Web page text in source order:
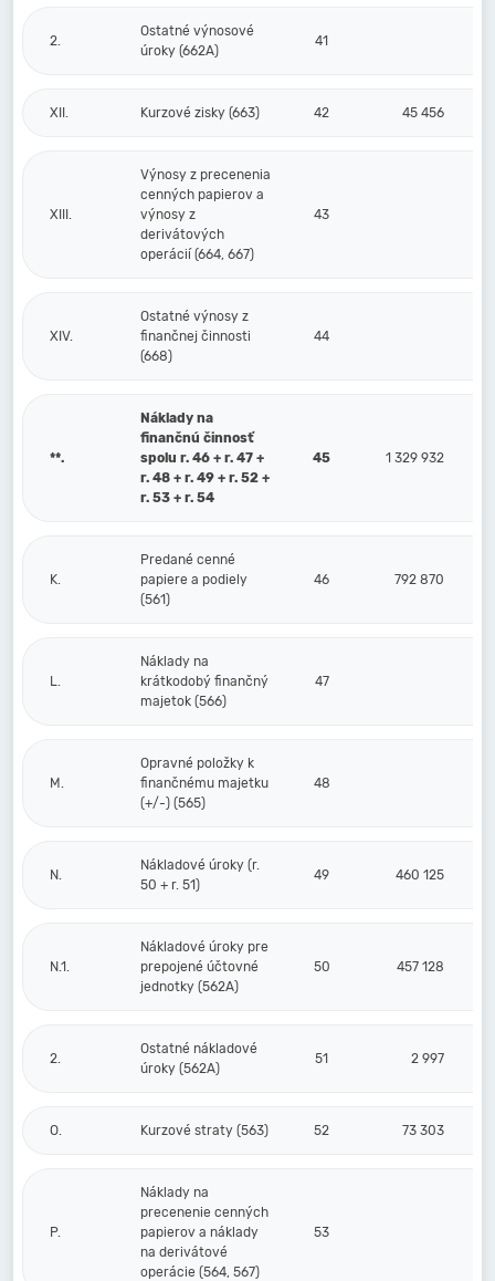
2.
Ostatné výnosové
úroky (662A)
41
XII. Kurzové zisky (663) 42 45 456
XIII.
Výnosy z precenenia
cenných papierov a
výnosy z
derivátových
operácií (664, 667)
43
XIV.
Ostatné výnosy z
finančnej činnosti
(668)
44
**.
Náklady na
finančnú činnosť
spolu r. 46 + r. 47 +
r. 48 + r. 49 + r. 52 +
r. 53 + r. 54
45 1 329 932
K.
Predané cenné
papiere a podiely
(561)
46 792 870
L.
Náklady na
krátkodobý finančný
majetok (566)
47
M.
Opravné položky k
finančnému majetku
(+/-) (565)
48
N.
Nákladové úroky (r.
50 + r. 51)
49 460 125
N.1.
Nákladové úroky pre
prepojené účtovné
jednotky (562A)
50 457 128
2.
Ostatné nákladové
úroky (562A)
51 2 997
O. Kurzové straty (563) 52 73 303
P.
Náklady na
precenenie cenných
papierov a náklady
na derivátové
operácie (564, 567)
53